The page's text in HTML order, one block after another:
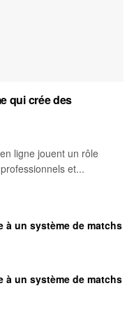
qui crée des
ligne jouent un rôle
et...
à un système de matchs
à un système de matchs